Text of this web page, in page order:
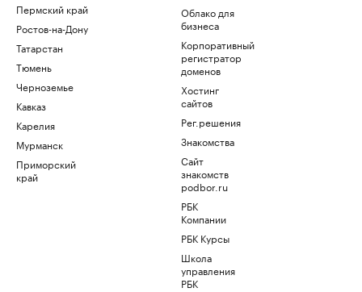
Пермский край
Ростов-на-Дону
Татарстан
Тюмень
Черноземье
Кавказ
Карелия
Мурманск
Приморский
край
Облако для
бизнеса
Корпоративный
регистратор
доменов
Хостинг
сайтов
Рег.решения
Знакомства
Сайт
знакомств
podbor.ru
РБК
Компании
РБК Курсы
Школа
управления
РБК